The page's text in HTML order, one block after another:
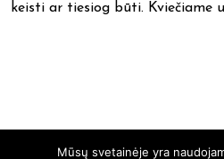
keisti ar tiesiog būti. Kviečiame
Mūsų svetainėje yra